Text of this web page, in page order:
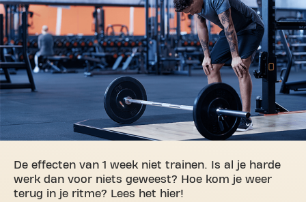
De effecten van 1 week niet trainen. Is al je harde
werk dan voor niets geweest? Hoe kom je weer
terug in je ritme? Lees het hier!